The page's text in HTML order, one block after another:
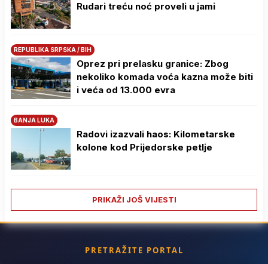
Rudari treću noć proveli u jami
REPUBLIKA SRPSKA / BIH
Oprez pri prelasku granice: Zbog
nekoliko komada voća kazna može biti
i veća od 13.000 evra
BANJA LUKA
Radovi izazvali haos: Kilometarske
kolone kod Prijedorske petlje
PRIKAŽI JOŠ VIJESTI
PRETRAŽITE PORTAL